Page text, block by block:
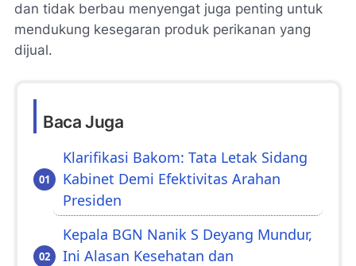
dan tidak berbau menyengat juga penting untuk
mendukung kesegaran produk perikanan yang
dijual.
Baca Juga
Klarifikasi Bakom: Tata Letak Sidang
Kabinet Demi Efektivitas Arahan
Presiden
Kepala BGN Nanik S Deyang Mundur,
Ini Alasan Kesehatan dan